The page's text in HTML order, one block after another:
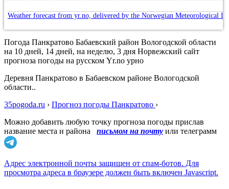
Weather forecast from yr.no, delivered by the Norwegian Meteorological
Погода Панкратово Бабаевский район Вологодской области
на 10 дней, 14 дней, на неделю, 3 дня Норвежский сайт
прогноза погоды на русском Yr.no урно
Деревня Панкратово в Бабаевском районе Вологодской
области..
35pogoda.ru › Прогноз погоды Панкратово ›
Можно добавить любую точку прогноза погоды прислав
название места и района
письмом на почту или телеграмм
Адрес электронной почты защищен от спам-ботов. Для
просмотра адреса в браузере должен быть включен Javascript.